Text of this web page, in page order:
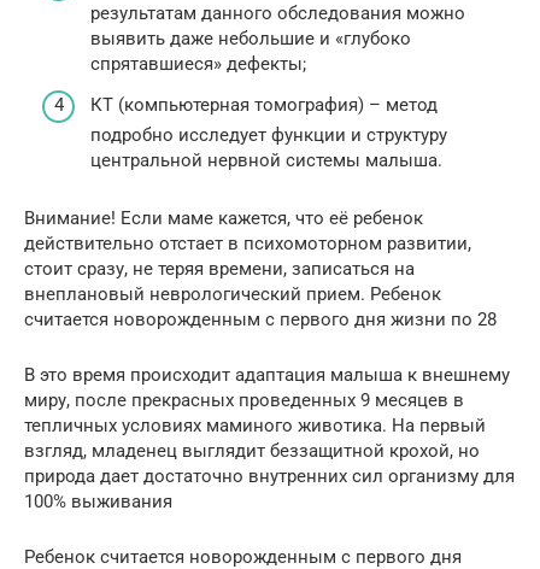
результатам данного обследования можно
выявить даже небольшие и «глубоко
спрятавшиеся» дефекты;
КТ (компьютерная томография) – метод
подробно исследует функции и структуру
центральной нервной системы малыша.
Внимание! Если маме кажется, что её ребенок
действительно отстает в психомоторном развитии,
стоит сразу, не теряя времени, записаться на
внеплановый неврологический прием. Ребенок
считается новорожденным с первого дня жизни по 28
В это время происходит адаптация малыша к внешнему
миру, после прекрасных проведенных 9 месяцев в
тепличных условиях маминого животика. На первый
взгляд, младенец выглядит беззащитной крохой, но
природа дает достаточно внутренних сил организму для
100% выживания
Ребенок считается новорожденным с первого дня